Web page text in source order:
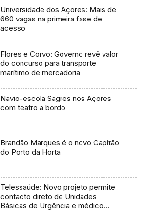
Universidade dos Açores: Mais de
660 vagas na primeira fase de
acesso
Flores e Corvo: Governo revê valor
do concurso para transporte
marítimo de mercadoria
Navio-escola Sagres nos Açores
com teatro a bordo
Brandão Marques é o novo Capitão
do Porto da Horta
Telessaúde: Novo projeto permite
contacto direto de Unidades
Básicas de Urgência e médico